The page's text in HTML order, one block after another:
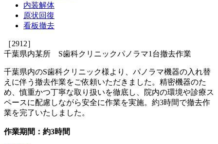
内装解体
原状回復
看板撤去
［2912］
千葉県内某所 S歯科クリニックパノラマ1台撤去作業
千葉県内のS歯科クリニック様より、パノラマ機器の入れ替
えに伴う撤去作業をご依頼いただきました。精密機器のた
め、慎重かつ丁寧な取り扱いを徹底し、院内の環境や診療ス
ペースに配慮しながら安全に作業を実施。約3時間で撤去作
業を完了いたしました。
作業期間：約3時間